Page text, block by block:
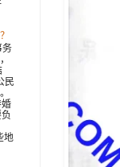
务
民
地